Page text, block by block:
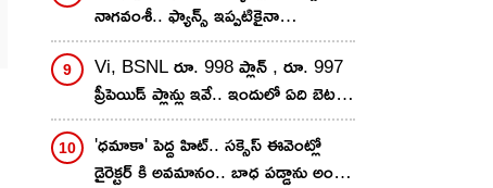
నాగవంశీ.. ఫ్యాన్స్ ఇప్పటికైనా
గొడవపడటం ఆపుతారా?
Vi, BSNL రూ. 998 ప్లాన్ , రూ. 997
ప్రీపెయిడ్ ప్లాన్లు ఇవే.. ఇందులో ఏది బెటర్?
వ్యాలిడిటీ, డేటా బెనిఫిట్స్ ఒకటేనా?
'ధమాకా' పెద్ద హిట్.. సక్సెస్ ఈవెంట్లో
డైరెక్టర్ కి అవమానం.. బాధ పడ్డాను అంటూ